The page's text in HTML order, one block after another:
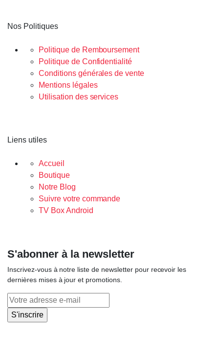
Nos Politiques
Politique de Remboursement
Politique de Confidentialité
Conditions générales de vente
Mentions légales
Utilisation des services
Liens utiles
Accueil
Boutique
Notre Blog
Suivre votre commande
TV Box Android
S'abonner à la newsletter
Inscrivez-vous à notre liste de newsletter pour recevoir les
dernières mises à jour et promotions.